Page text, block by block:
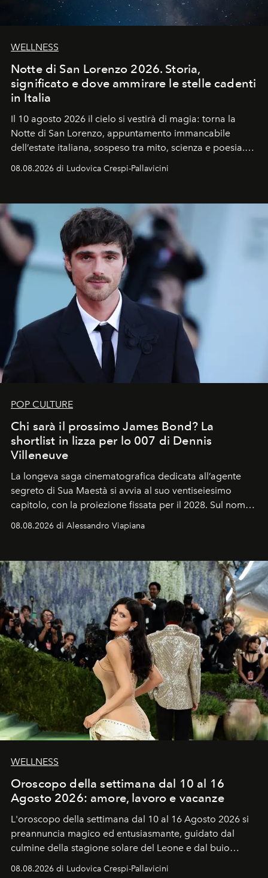
WELLNESS
Notte di San Lorenzo 2026. Storia,
significato e dove ammirare le stelle cadenti
in Italia
Il 10 agosto 2026 il cielo si vestirà di magia: torna la
Notte di San Lorenzo, appuntamento immancabile
dell’estate italiana, sospeso tra mito, scienza e poesia.
Sarà il momento in cui gli occhi si alzano verso la volta
celeste per seguire il passaggio delle
all’universo i desideri più segreti
08.08.2026 di Ludovica Crespi-Pallavicini
POP CULTURE
Chi sarà il prossimo James Bond? La
shortlist in lizza per lo 007 di Dennis
Villeneuve
La longeva saga cinematografica dedicata all’agente
segreto di Sua Maestà si avvia al suo ventiseiesimo
capitolo, con la proiezione fissata per il 2028. Sul nome
dell’attore chiamato a raccogliere l’eredità di Daniel
Craig, però, regna ancora il più assoluto riserbo.
08.08.2026 di Alessandro Viapiana
WELLNESS
Oroscopo della settimana dal 10 al 16
Agosto 2026: amore, lavoro e vacanze
L'oroscopo della settimana dal 10 al 16 Agosto 2026 si
preannuncia magico ed entusiasmante, guidato dal
culmine della stagione solare del Leone e dal buio
favorevole della Luna nuova in Leone del 12 agosto,
08.08.2026 di Ludovica Crespi-Pallavicini